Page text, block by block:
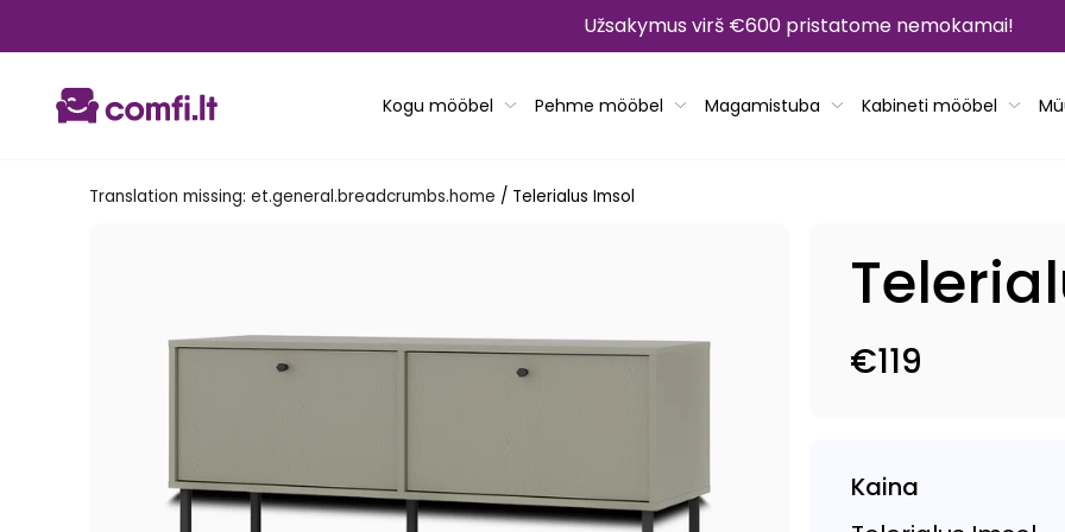
Užsakymus virš €600 pristatome nemokamai!
Kogu mööbel Pehme mööbel Magamistuba Kabineti mööbel
Translation missing: et.general.breadcrumbs.home / Telerialus Imsol
€119
Kaina